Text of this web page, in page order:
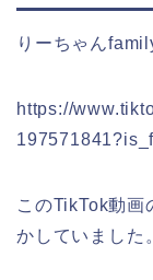
りーちゃん
https://
このTikTok動画
かしていました。